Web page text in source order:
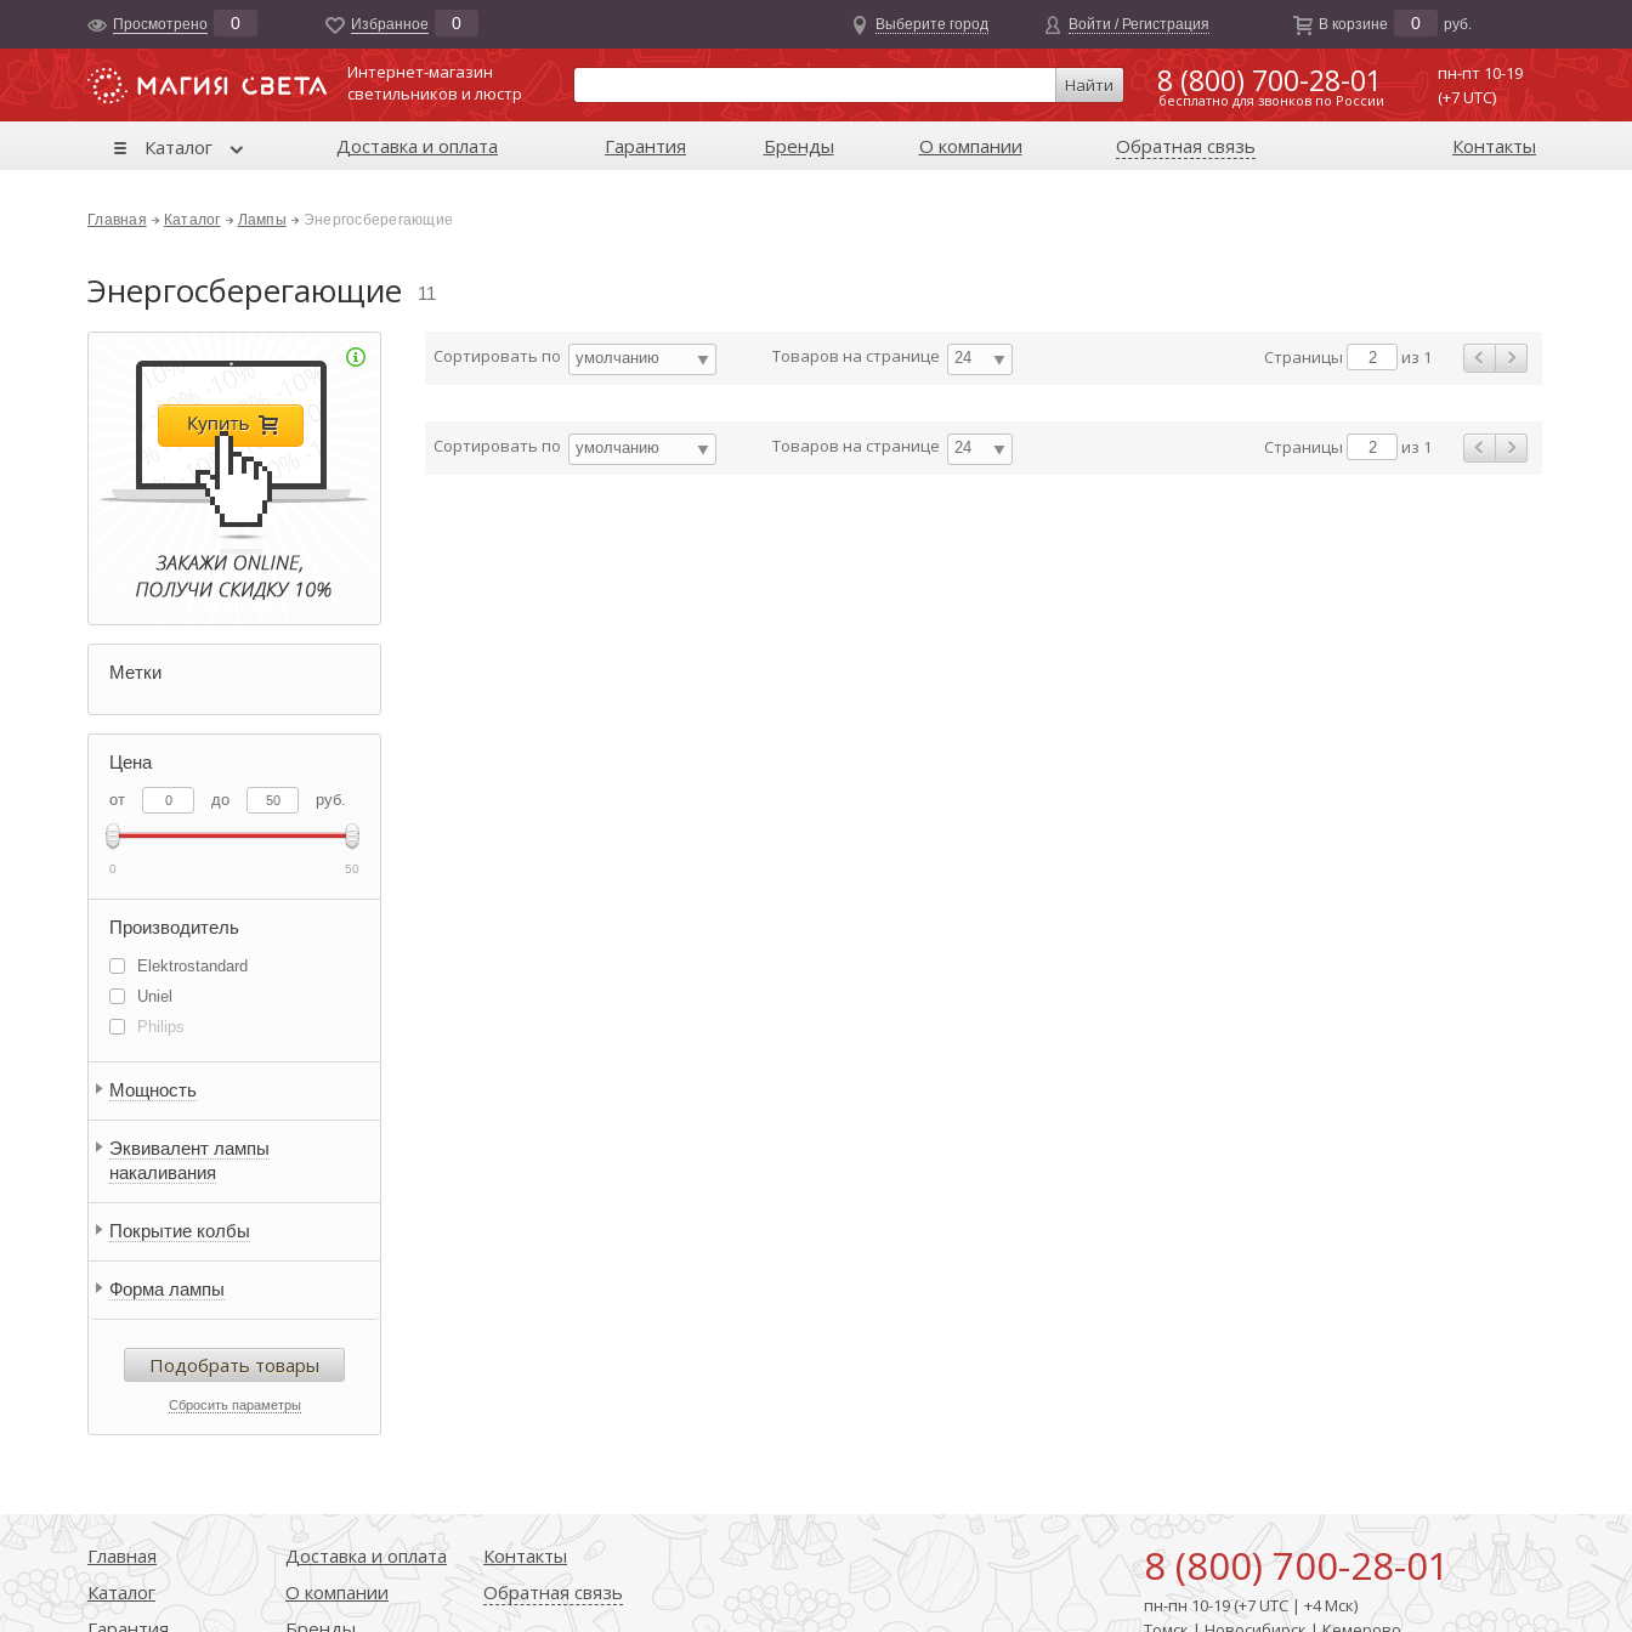
Просмотрено 0 Избранноe 0 Выберите город Войти / Регистрация В корзине 0 руб.
Интернет-магазин
светильников и люстр
Найти 8 (800) 700-28-01
бесплатно для звонков по России
пн-пт 10-19
(+7 UTC)
Каталог Доставка и оплата Гарантия Бренды О компании Обратная связь Контакты
Главная Каталог Лампы Энергосберегающие
Энергосберегающие 11
Метки
Цена
от до руб.
0 50
Производитель
Elektrostandard
Uniel
Philips
Мощность
Эквивалент лампы
накаливания
Покрытие колбы
Форма лампы
Подобрать товары
Сбросить параметры
Сортировать по умолчанию Товаров на странице 24 Страницы из 1
Сортировать по умолчанию Товаров на странице 24 Страницы из 1
Главная
Каталог
Доставка и оплата
О компании
Контакты
Обратная связь
8 (800) 700-28-01
пн-пн 10-19 (+7 UTC | +4 Мск)